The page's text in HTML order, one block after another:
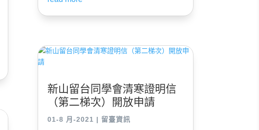
新山留台同學會清寒證明信
（第二梯次）開放申請
01-8 月-2021 | 留臺資訊